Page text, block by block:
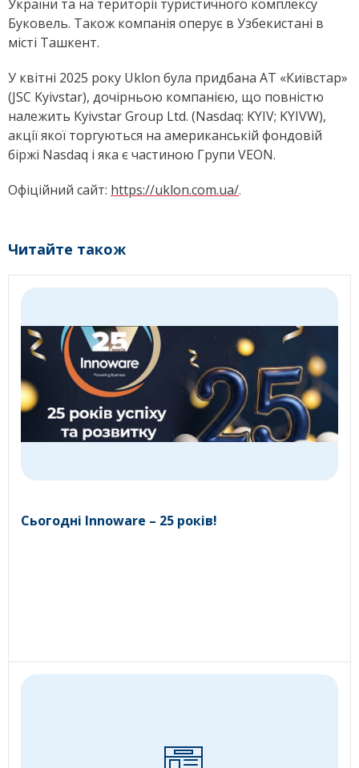
України та на території туристичного комплексу
Буковель. Також компанія оперує в Узбекистані в
місті Ташкент.
У квітні 2025 року Uklon була придбана АТ «Київстар»
(JSC Kyivstar), дочірньою компанією, що повністю
належить Kyivstar Group Ltd. (Nasdaq: KYIV; KYIVW),
акції якої торгуються на американській фондовій
біржі Nasdaq і яка є частиною Групи VEON.
Офіційний сайт: https://uklon.com.ua/.
Читайте також
Сьогодні Innoware – 25 років!